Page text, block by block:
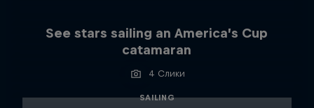
See stars sailing an America’s Cup
catamaran
4 Слики
SAILING